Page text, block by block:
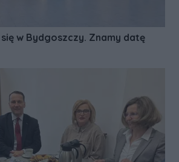
w Bydgoszczy. Znamy datę